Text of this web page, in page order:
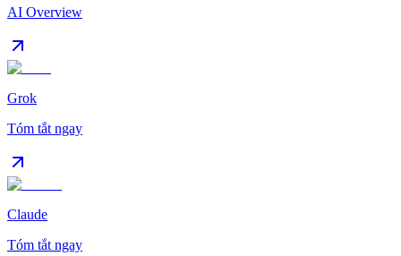
AI Overview
Grok
Tóm tắt ngay
Claude
Tóm tắt ngay